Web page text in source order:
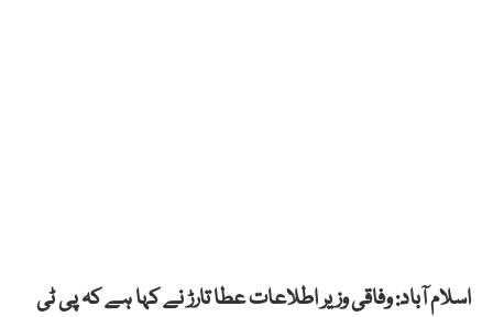
اسلام آباد: وفاقی وزیر اطلاعات عطا تارڑ نے کہا ہے کہ پی ٹی